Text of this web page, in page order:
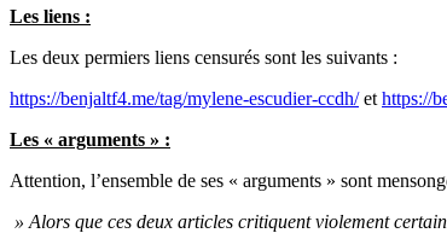
Les liens :
Les deux permiers liens censurés sont les suivants :
https://benjaltf4.me/tag/mylene-escudier-ccdh/et https://
Les « arguments » :
Attention, l’ensemble de ses « arguments » sont
» Alors que ces deux articles critiquent violement